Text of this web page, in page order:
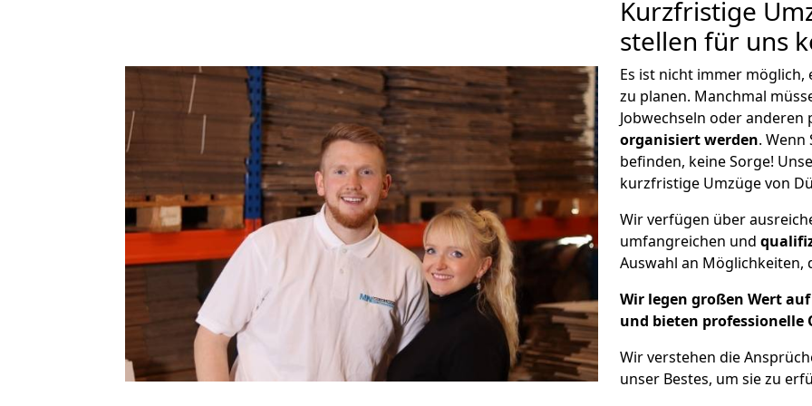
Kurzfristige
stellen für uns
Es ist nicht immer
zu planen. Manchmal
Jobwechseln oder
organisiert werden. Wenn
befinden, keine Sorge!
kurzfristige Umzüge von
Wir verfügen über
umfangreichen und
Auswahl an Möglichkeiten,
Wir legen großen Wert
und bieten professionelle
Wir verstehen die
unser Bestes, um sie zu